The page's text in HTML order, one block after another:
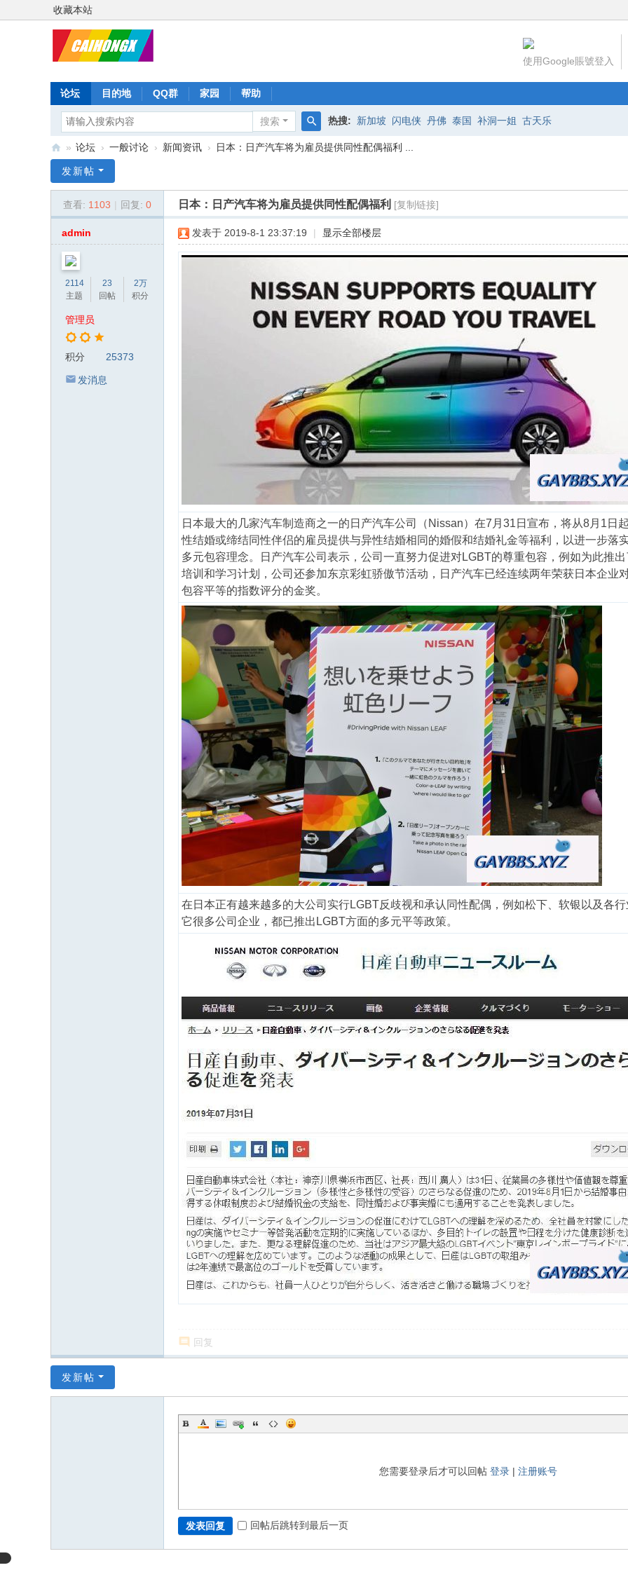
收藏本站
使用Google賬號登入
论坛 目的地 QQ群 家园 帮助
搜索
搜
热搜: 新加坡 闪电侠 丹佛 泰国 补洞一姐 古天乐
虹
» 论坛 › 一般讨论 › 新闻资讯 › 日本：日产汽车将为雇员提供同性配偶福利 ...
发新帖
查看: 1103 | 回复: 0 日本：日产汽车将为雇员提供同性配偶福利 [复制链接]
admin
2114
主题
23
回帖
2万
积分
管理员
积分 25373
发消息
发表于 2019-8-1 23:37:19 | 显示全部楼层
日本最大的几家汽车制造商之一的日产汽车公司（Nissan）在7月31日宣布，将从8月1日
性结婚或缔结同性伴侣的雇员提供与异性结婚相同的婚假和结婚礼金等福利，以进一步落
多元包容理念。日产汽车公司表示，公司一直努力促进对LGBT的尊重包容，例如为此推
培训和学习计划，公司还参加东京彩虹骄傲节活动，日产汽车已经连续两年荣获日本企业
包容平等的指数评分的金奖。
在日本正有越来越多的大公司实行LGBT反歧视和承认同性配偶，例如松下、软银以及各
它很多公司企业，都已推出LGBT方面的多元平等政策。
回复
发新帖
您需要登录后才可以回帖 登录| 注册账号
发表回复 回帖后跳转到最后一页